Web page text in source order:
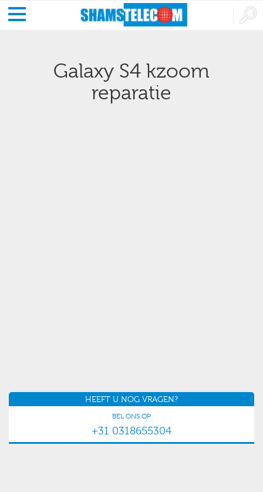
Galaxy S4 kzoom
reparatie
HEEFT U NOG VRAGEN?
BEL ONS OP
+31 0318655304